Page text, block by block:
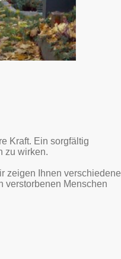
Kraft. Ein sorgfältig
zu wirken.
zeigen Ihnen verschiedene
verstorbenen Menschen